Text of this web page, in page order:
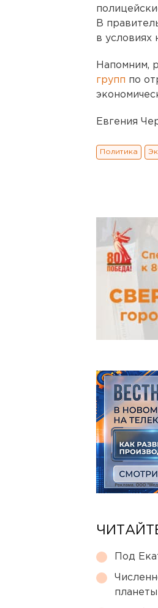
В
в условиях
Напомним,
групп по
Евгения
Политика
Под
планеты